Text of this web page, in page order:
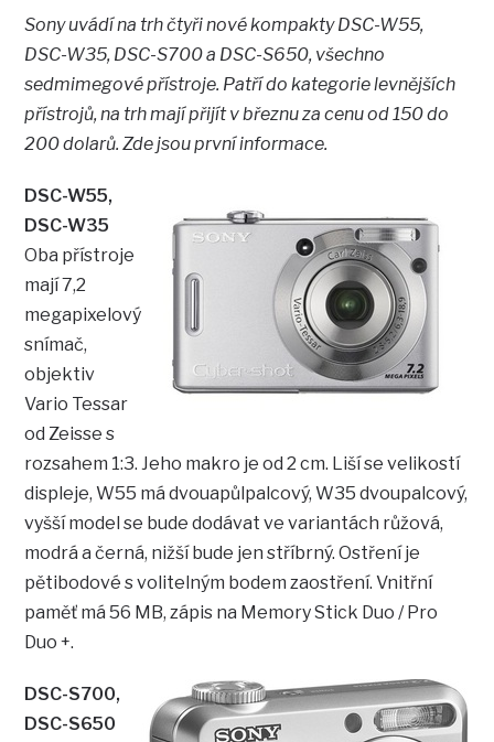
Sony uvádí na trh čtyři nové kompakty DSC-W55,
DSC-W35, DSC-S700 a DSC-S650, všechno
sedmimegové přístroje. Patří do kategorie levnějších
přístrojů, na trh mají přijít v březnu za cenu od 150 do
200 dolarů. Zde jsou první informace.
DSC-W55,
DSC-W35
Oba přístroje
mají 7,2
megapixelový
snímač,
objektiv
Vario Tessar
od Zeisse s
rozsahem 1:3. Jeho makro je od 2 cm. Liší se velikostí
displeje, W55 má dvouapůlpalcový, W35 dvoupalcový,
vyšší model se bude dodávat ve variantách růžová,
modrá a černá, nižší bude jen stříbrný. Ostření je
pětibodové s volitelným bodem zaostření. Vnitřní
paměť má 56 MB, zápis na Memory Stick Duo / Pro
Duo +.
DSC-S700,
DSC-S650